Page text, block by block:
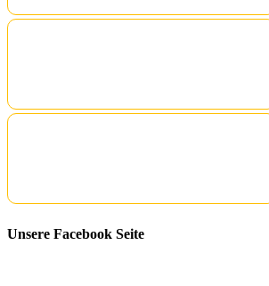
Unsere Facebook Seite